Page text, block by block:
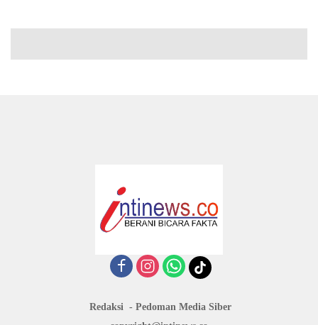
Redaksi
Pedoman Media Siber